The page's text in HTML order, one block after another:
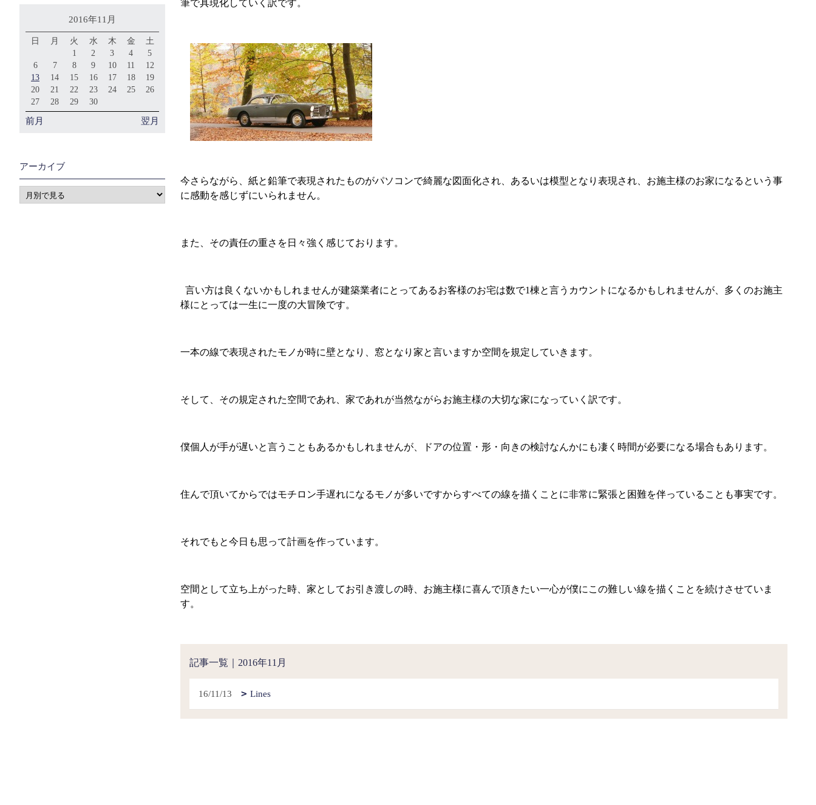
筆で具現化していく訳です。
今さらながら、紙と鉛筆で表現されたものがパソコンで綺麗な図面化され、あるいは模型となり表現され、お施主様のお家になるという事
に感動を感じずにいられません。
また、その責任の重さを日々強く感じております。
言い方は良くないかもしれませんが建築業者にとってあるお客様のお宅は数で1棟と言うカウントになるかもしれませんが、多くのお施主
様にとっては一生に一度の大冒険です。
一本の線で表現されたモノが時に壁となり、窓となり家と言いますか空間を規定していきます。
そして、その規定された空間であれ、家であれが当然ながらお施主様の大切な家になっていく訳です。
僕個人が手が遅いと言うこともあるかもしれませんが、ドアの位置・形・向きの検討なんかにも凄く時間が必要になる場合もあります。
住んで頂いてからではモチロン手遅れになるモノが多いですからすべての線を描くことに非常に緊張と困難を伴っていることも事実です。
それでもと今日も思って計画を作っています。
空間として立ち上がった時、家としてお引き渡しの時、お施主様に喜んで頂きたい一心が僕にこの難しい線を描くことを続けさせていま
す。
記事一覧｜2016年11月
16/11/13 Lines
2016年11月
日 月 火 水 木 金
土
1
2 3 4
5
6
7 8 9 10 11
12
13
14 15 16 17 18
19
20
21 22 23 24 25
26
27
28 29 30
前月 翌月
アーカイブ